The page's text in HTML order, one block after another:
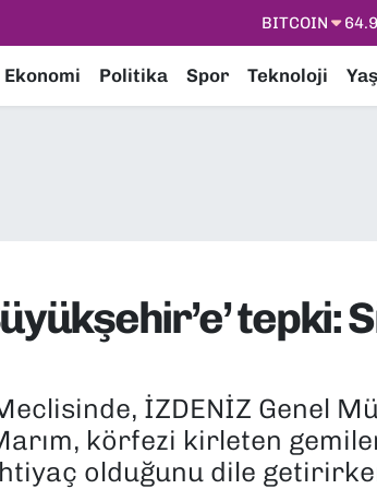
DOLAR
STERLİN
Ekonomi Politika Spor Teknoloji
tepki:
İZDENİZ Genel
körfezi kirleten
olduğunu dile